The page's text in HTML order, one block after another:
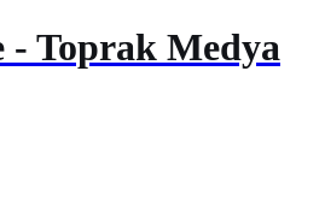
- Toprak Medya